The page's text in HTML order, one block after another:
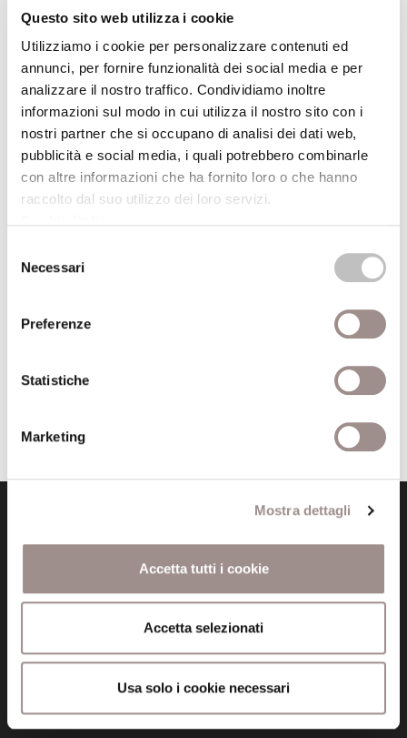
Questo sito web utilizza i cookie
Utilizziamo i cookie per personalizzare contenuti ed
annunci, per fornire funzionalità dei social media e per
analizzare il nostro traffico. Condividiamo inoltre
informazioni sul modo in cui utilizza il nostro sito con i
nostri partner che si occupano di analisi dei dati web,
pubblicità e social media, i quali potrebbero combinarle
con altre informazioni che ha fornito loro o che hanno
raccolto dal suo utilizzo dei loro servizi.
delNecessari
Preferenze
Statistiche
Marketing
Mostra dettagli
Accetta tutti i cookie
Accetta selezionati
Usa solo i cookie necessari
Anno recensione2007
Recensito da Luciano Grandi
Solidarietà
Anno recensione
Fondazione Collegio San Carlo
41121 Modena (MO)
P.I. 00641060363